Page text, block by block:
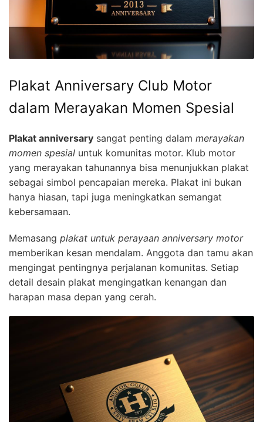
Plakat Anniversary Club Motor
dalam Merayakan Momen Spesial
Plakat anniversary sangat penting dalam merayakan
momen spesial untuk komunitas motor. Klub motor
yang merayakan tahunannya bisa menunjukkan plakat
sebagai simbol pencapaian mereka. Plakat ini bukan
hanya hiasan, tapi juga meningkatkan semangat
kebersamaan.
Memasang plakat untuk perayaan anniversary motor
memberikan kesan mendalam. Anggota dan tamu akan
mengingat pentingnya perjalanan komunitas. Setiap
detail desain plakat mengingatkan kenangan dan
harapan masa depan yang cerah.